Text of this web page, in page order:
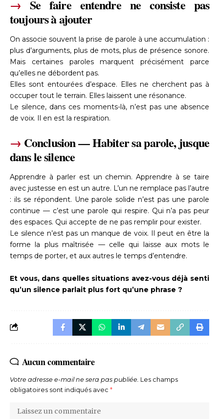
→ Se faire entendre ne consiste pas
toujours à ajouter
On associe souvent la prise de parole à une accumulation :
plus d’arguments, plus de mots, plus de présence sonore.
Mais certaines paroles marquent précisément parce
qu’elles ne débordent pas.
Elles sont entourées d’espace. Elles ne cherchent pas à
occuper tout le terrain. Elles laissent une résonance.
Le silence, dans ces moments-là, n’est pas une absence
de voix. Il en est la respiration.
→ Conclusion — Habiter sa parole, jusque
dans le silence
Apprendre à parler est un chemin. Apprendre à se taire
avec justesse en est un autre. L’un ne remplace pas l’autre
: ils se répondent. Une parole solide n’est pas une parole
continue — c’est une parole qui respire. Qui n’a pas peur
des espaces. Qui accepte de ne pas remplir pour exister.
Le silence n’est pas un manque de voix. Il peut en être la
forme la plus maîtrisée — celle qui laisse aux mots le
temps de porter, et aux autres le temps d’entendre.
Et vous, dans quelles situations avez-vous déjà senti
qu’un silence parlait plus fort qu’une phrase ?
Aucun commentaire
Votre adresse e-mail ne sera pas publiée. Les champs
obligatoires sont indiqués avec *